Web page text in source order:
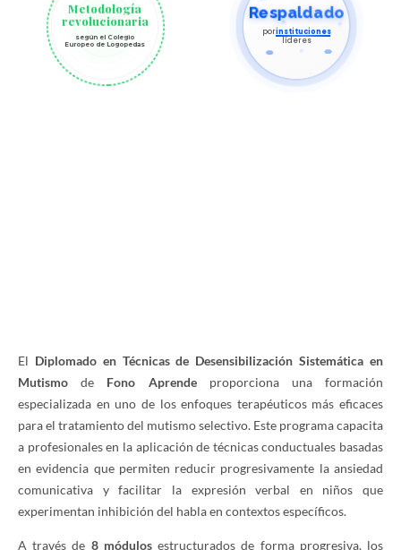
Metodología
revolucionaria
según el Colegio
Europeo de Logopedas
Respaldado
porinstituciones
líderes
El Diplomado en Técnicas de Desensibilización Sistemática en
Mutismo de Fono Aprendeproporciona una formación
especializada en uno de los enfoques terapéuticos más eficaces
para el tratamiento del mutismo selectivo. Este programa capacita
a profesionales en la aplicación de técnicas conductuales basadas
en evidencia que permiten reducir progresivamente la ansiedad
comunicativa y facilitar la expresión verbal en niños que
experimentan inhibición del habla en contextos específicos.
A través de 8 módulosestructurados de forma progresiva, los